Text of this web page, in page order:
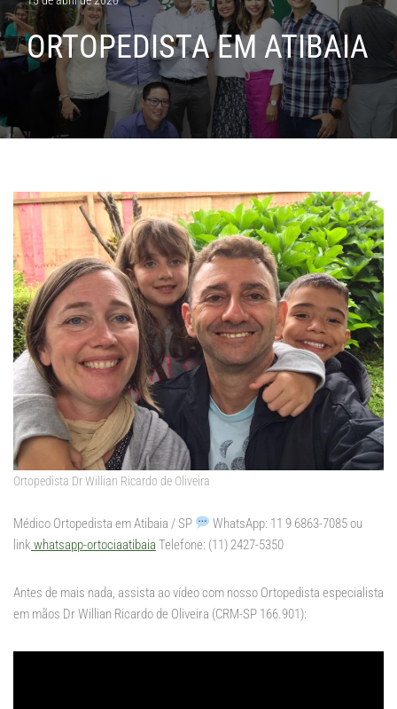
ORTOPEDISTA EM ATIBAIA
Ortopedista Dr Willian Ricardo de Oliveira
Médico Ortopedista em Atibaia / SP
WhatsApp: 11 9 6863-7085 ou
link whatsapp-ortociaatibaia Telefone: (11) 2427-5350
Antes de mais nada, assista ao vídeo com nosso Ortopedista especialista
em mãos Dr Willian Ricardo de Oliveira (CRM-SP 166.901):